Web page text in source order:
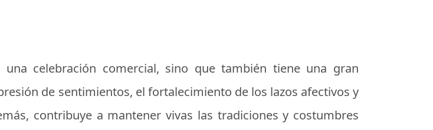
celebración comercial, sino que también tiene una gran
de sentimientos, el fortalecimiento de los lazos afectivos y
contribuye a mantener vivas las tradiciones y costumbres